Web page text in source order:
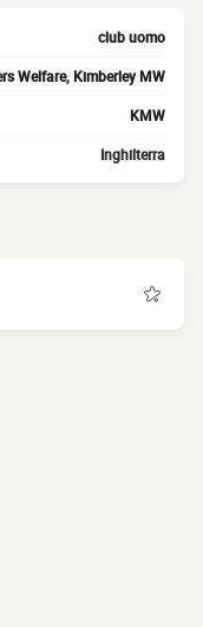
club uomo
Welfare, Kimberley MW
KMW
Inghilterra